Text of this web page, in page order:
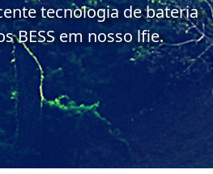
tecnologia de bateria
BESS em nosso lfie.